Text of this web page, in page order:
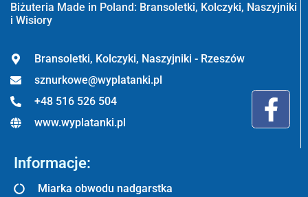
Biżuteria Made in Poland: Bransoletki, Kolczyki, Naszyjniki
i Wisiory
Bransoletki, Kolczyki, Naszyjniki - Rzeszów
sznurkowe@wyplatanki.pl
+48 516 526 504
www.wyplatanki.pl
Informacje:
Miarka obwodu nadgarstka